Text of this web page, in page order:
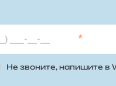
*
Не звоните, напишите в